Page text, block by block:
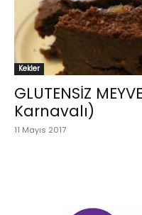
Kekler
GLUTENSİZ
Karnavalı)
11 Mayıs 2017